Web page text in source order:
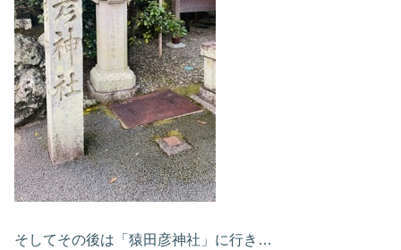
そしてその後は「猿田彦神社」に行き…